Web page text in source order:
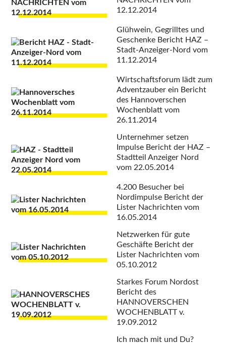
12.12.2014
Glühwein, Gegrilltes und
Geschenke Bericht HAZ –
Stadt-Anzeiger-Nord vom
11.12.2014
Wirtschaftsforum lädt zum
Adventzauber ein Bericht
des Hannoverschen
Wochenblatt vom
26.11.2014
Unternehmer setzen
Impulse Bericht der HAZ –
Stadtteil Anzeiger Nord
vom 22.05.2014
4.200 Besucher bei
Nordimpulse Bericht der
Lister Nachrichten vom
16.05.2014
Netzwerken für gute
Geschäfte Bericht der
Lister Nachrichten vom
05.10.2012
Starkes Forum Nordost
Bericht des
HANNOVERSCHEN
WOCHENBLATT v.
19.09.2012
Ich mach mit und Du?